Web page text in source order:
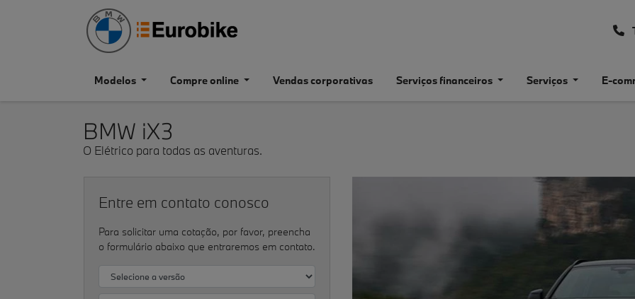
Modelos Compre online Vendas corporativas Serviços financeiros Serviços E-
BMW iX3
O Elétrico para todas as aventuras.
Entre em contato conosco
Para solicitar uma cotação, por favor, preencha
o formulário abaixo que entraremos em contato.